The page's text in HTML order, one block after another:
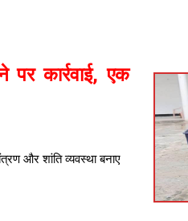
पर कार्रवाई, एक
और शांति व्यवस्था बनाए